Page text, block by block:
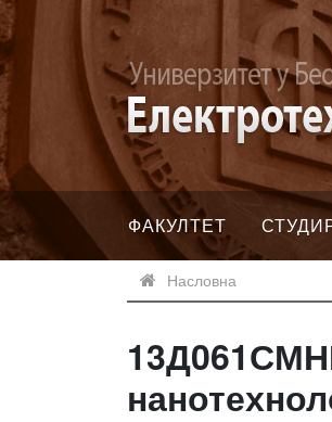
ФАКУЛТЕТ
Насловна